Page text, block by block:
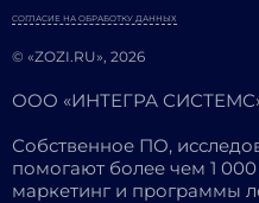
© «ZOZI.RU», 2026
СОГЛАСИЕ НА ОБРАБОТКУ ДАННЫХ
ООО «ИНТЕГРА
Собственное ПО,
помогают более чем 1
маркетинг и программы